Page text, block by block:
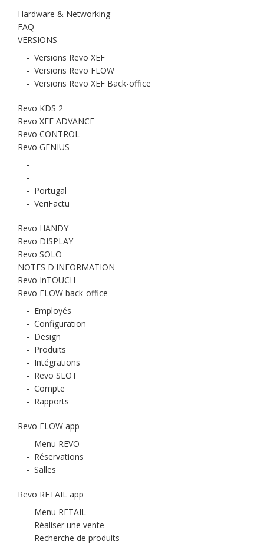
Hardware & Networking
FAQ
VERSIONS
- Versions Revo XEF
- Versions Revo FLOW
- Versions Revo XEF Back-office
Revo KDS 2
Revo XEF ADVANCE
Revo CONTROL
Revo GENIUS
-
-
- Portugal
- VeriFactu
Revo HANDY
Revo DISPLAY
Revo SOLO
NOTES D'INFORMATION
Revo InTOUCH
Revo FLOW back-office
- Employés
- Configuration
- Design
- Produits
- Intégrations
- Revo SLOT
- Compte
- Rapports
Revo FLOW app
- Menu REVO
- Réservations
- Salles
Revo RETAIL app
- Menu RETAIL
- Réaliser une vente
- Recherche de produits